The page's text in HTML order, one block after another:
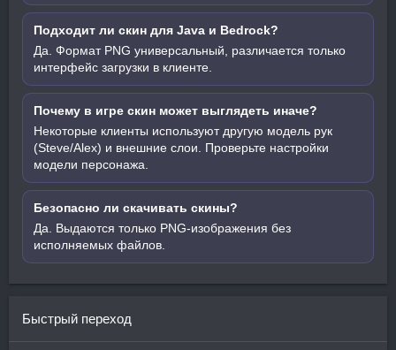
Подходит ли скин для Java и Bedrock?
Да. Формат PNG универсальный, различается только
интерфейс загрузки в клиенте.
Почему в игре скин может выглядеть иначе?
Некоторые клиенты используют другую модель рук
(Steve/Alex) и внешние слои. Проверьте настройки
модели персонажа.
Безопасно ли скачивать скины?
Да. Выдаются только PNG-изображения без
исполняемых файлов.
Быстрый переход